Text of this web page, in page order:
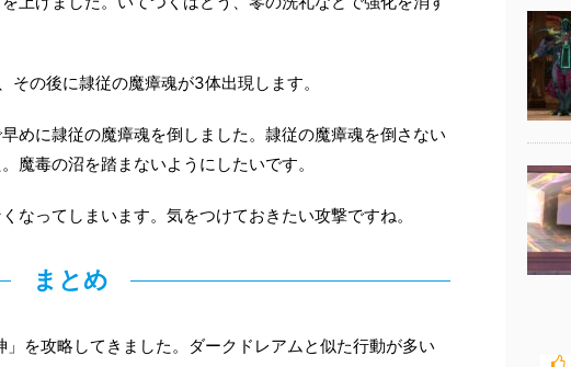
の後に隷従の魔瘴魂が3体出現します。
めに隷従の魔瘴魂を倒しました。隷従の魔瘴魂を倒さない
魔毒の沼を踏まないようにしたいです。
なってしまいます。気をつけておきたい攻撃ですね。
まとめ
を攻略してきました。ダークドレアムと似た行動が多い